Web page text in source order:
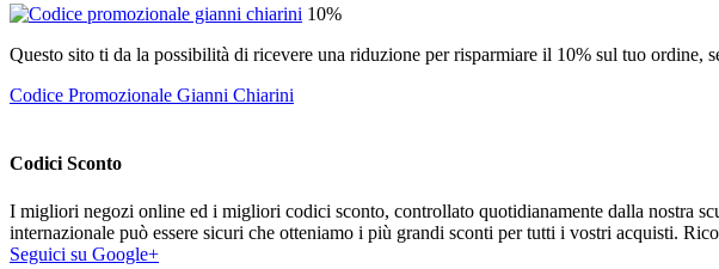
10%
Questo sito ti da la possibilità di ricevere una riduzione per risparmiare il 10% sul tuo ordine,
Codice Promozionale Gianni Chiarini
Codici Sconto
I migliori negozi online ed i migliori codici sconto, controllato quotidianamente dalla nostra
internazionale può essere sicuri che otteniamo i più grandi sconti per tutti i vostri acquisti.
Seguici su Google+